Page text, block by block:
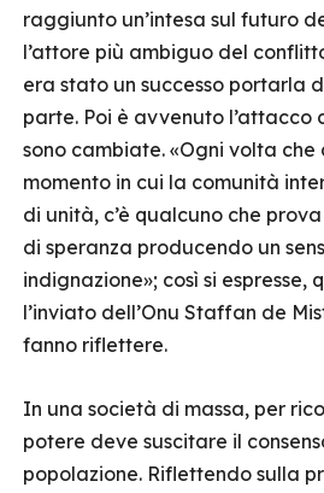
raggiunto un’intesa sul futuro
l’attore più ambiguo del
era stato un successo portarla
parte. Poi è avvenuto l’attacco
sono cambiate. «Ogni volta che
momento in cui la comunità
di unità, c’è qualcuno che
di speranza producendo un
indignazione»; così si espresse,
l’inviato dell’Onu Staffan de
fanno riflettere.
In una società di massa, per
potere deve suscitare il
popolazione. Riflettendo sulla